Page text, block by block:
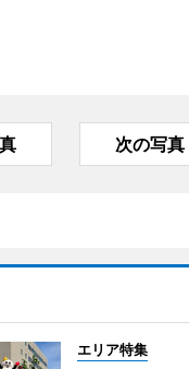
次の写真
エリア特集